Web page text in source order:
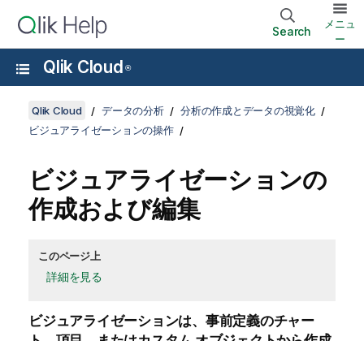
Search
メニュ
ー
Qlik Cloud ®
Qlik Cloud データの分析
分析の作成とデータの視覚化
ビジュアライゼーションの操作
ビジュアライゼーションの
作成および編集
このページ上
詳細を見る
ビジュアライゼーションは、事前定義のチャー